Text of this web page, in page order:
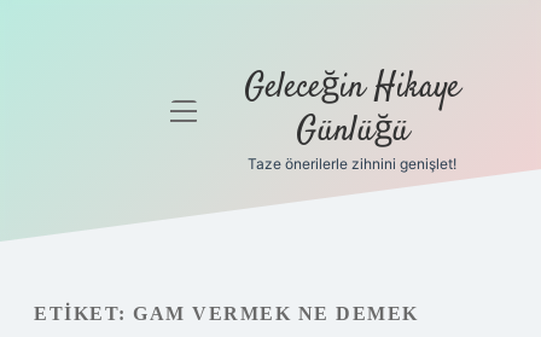
Gizlilik
Yasal Uyarı
menüyü Geleceğin Hikaye
Günlüğü
Taze önerilerle zihnini genişlet!
ETIKET: GAM VERMEK NE DEMEK